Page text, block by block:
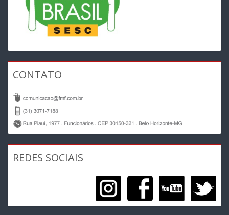
CONTATO
REDES SOCIAIS